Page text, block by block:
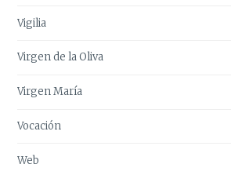
Vigilia
Virgen de la Oliva
Virgen María
Vocación
Web